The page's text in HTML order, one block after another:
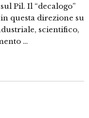
Pil. Il “decalogo”
questa direzione su
scientifico,
…